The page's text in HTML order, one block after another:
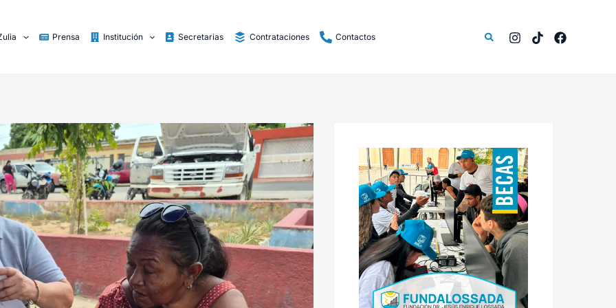
Prensa Institución Secretarias Contrataciones Contactos Buscar